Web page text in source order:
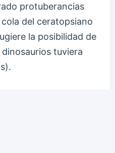
protuberancias
del ceratopsiano
la posibilidad de
tuviera